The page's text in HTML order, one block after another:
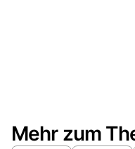
Mehr zum